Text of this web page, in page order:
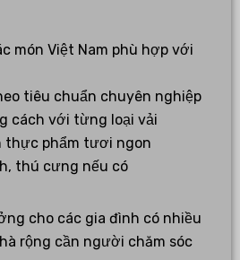
món Việt Nam phù hợp với
tiêu chuẩn chuyên nghiệp
cách với từng loại vải
thực phẩm tươi ngon
thú cưng nếu có
cho các gia đình có nhiều
rộng cần người chăm sóc